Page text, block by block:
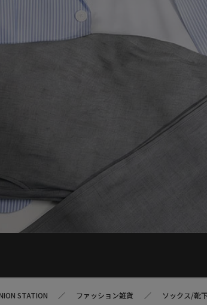
STATION ファッション雑貨 ソックス/靴下